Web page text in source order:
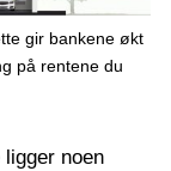
gir bankene økt
på rentene du
noen